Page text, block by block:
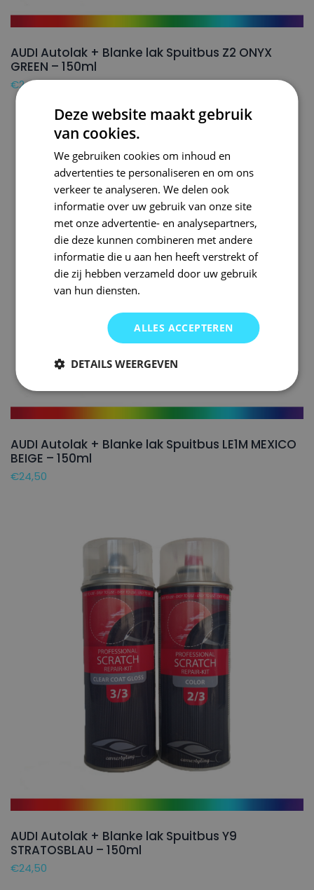
AUDI Autolak + Blanke lak Spuitbus Z2 ONYX
GREEN – 150ml
€24,50
AUDI Autolak + Blanke lak Spuitbus LE1M MEXICO
BEIGE – 150ml
€24,50
AUDI Autolak + Blanke lak Spuitbus Y9
STRATOSBLAU – 150ml
€24,50
Deze website maakt gebruik
van cookies.
We gebruiken cookies om inhoud en
advertenties te personaliseren en om ons
verkeer te analyseren. We delen ook
informatie over uw gebruik van onze site
met onze advertentie- en analysepartners,
die deze kunnen combineren met andere
informatie die u aan hen heeft verstrekt of
die zij hebben verzameld door uw gebruik
van hun diensten.
ALLES ACCEPTEREN
DETAILS WEERGEVEN